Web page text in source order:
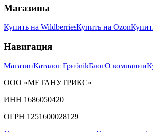
Магазины
Купить на WildberriesКупить на Ozon
Навигация
МагазинКаталог ГрибnikБлогО компании
ООО «МЕТАНУТРИКС»
ИНН 1686050420
ОГРН 1251600028129